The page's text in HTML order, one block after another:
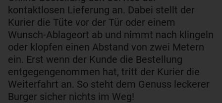
kontaktlosen Lieferung an. Dabei stellt der
Kurier die Tüte vor der Tür oder einem
Wunsch-Ablageort ab und nimmt nach klingeln
oder klopfen einen Abstand von zwei Metern
ein. Erst wenn der Kunde die Bestellung
entgegengenommen hat, tritt der Kurier die
Weiterfahrt an. So steht dem Genuss leckerer
Burger sicher nichts im Weg!